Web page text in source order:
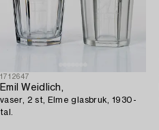
1712647
Emil Weidlich,
vaser, 2 st, Elme glasbruk, 1930-
tal.